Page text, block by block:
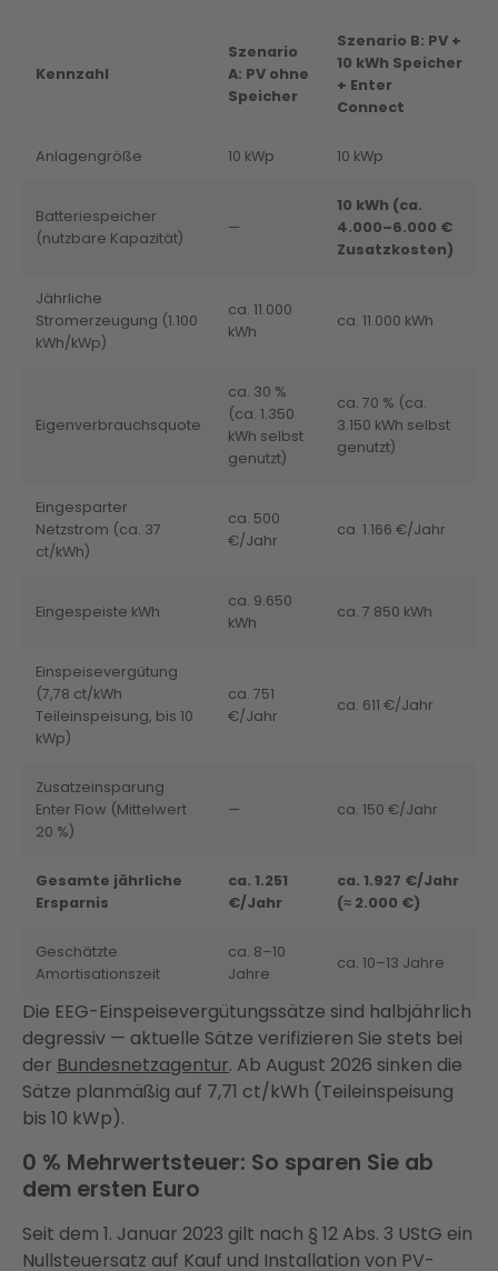
Kennzahl
Szenario
A: PV ohne
Speicher
Szenario B: PV +
10 kWh Speicher
+ Enter
Connect
Anlagengröße 10 kWp 10 kWp
Batteriespeicher
(nutzbare Kapazität)
—
10 kWh (ca.
4.000–6.000 €
Zusatzkosten)
Jährliche
Stromerzeugung (1.100
kWh/kWp)
ca. 11.000
kWh
ca. 11.000 kWh
Eigenverbrauchsquote
ca. 30 %
(ca. 1.350
kWh selbst
genutzt)
ca. 70 % (ca.
3.150 kWh selbst
genutzt)
Eingesparter
Netzstrom (ca. 37
ct/kWh)
ca. 500
€/Jahr
ca. 1.166 €/Jahr
Eingespeiste kWh
ca. 9.650
kWh
ca. 7.850 kWh
Einspeisevergütung
(7,78 ct/kWh
Teileinspeisung, bis 10
kWp)
ca. 751
€/Jahr
ca. 611 €/Jahr
Zusatzeinsparung
Enter Flow (Mittelwert
20 %)
— ca. 150 €/Jahr
Gesamte jährliche
Ersparnis
ca. 1.251
€/Jahr
ca. 1.927 €/Jahr
(≈ 2.000 €)
Geschätzte
Amortisationszeit
ca. 8–10
Jahre
ca. 10–13 Jahre
Die EEG-Einspeisevergütungssätze sind halbjährlich
degressiv — aktuelle Sätze verifizieren Sie stets bei
der Bundesnetzagentur. Ab August 2026 sinken die
Sätze planmäßig auf 7,71 ct/kWh (Teileinspeisung
bis 10 kWp).
0 % Mehrwertsteuer: So sparen Sie ab
dem ersten Euro
Seit dem 1. Januar 2023 gilt nach § 12 Abs. 3 UStG ein
Nullsteuersatz auf Kauf und Installation von PV-